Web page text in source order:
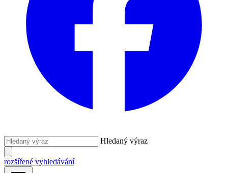
Hledaný výraz
rozšířené vyhledávání